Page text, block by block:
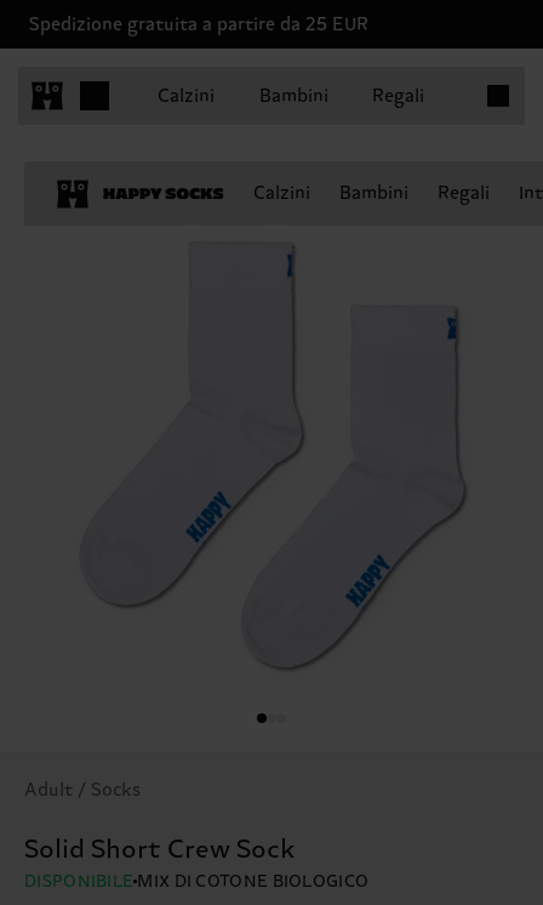
Spedizione gratuita a partire da 25 EUR
Calzini Bambini Regali
Calzini Bambini Regali
Adult / Socks
Solid Short Crew Sock
DISPONIBILE MIX DI COTONE BIOLOGICO